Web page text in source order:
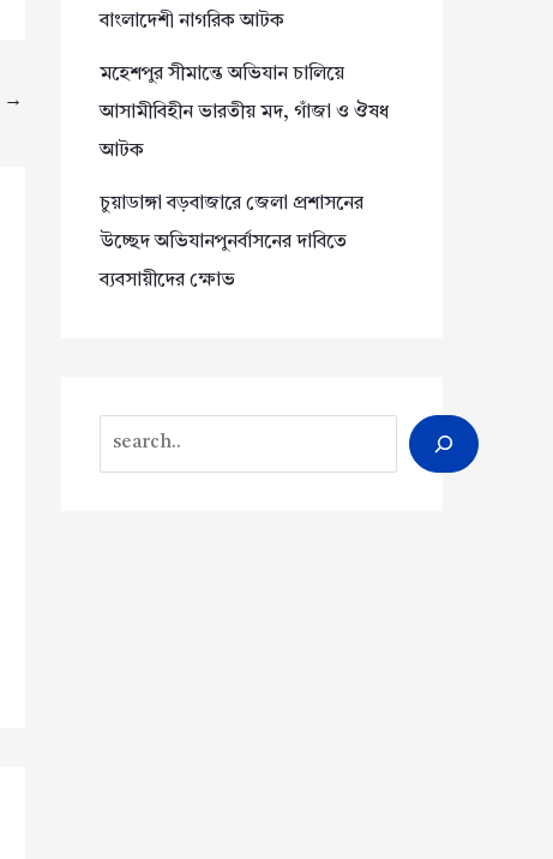
→
বাংলাদেশী নাগরিক আটক
মহেশপুর সীমান্তে অভিযান চালিয়ে
আসামীবিহীন ভারতীয় মদ, গাঁজা ও ঔষধ
আটক
চুয়াডাঙ্গা বড়বাজারে জেলা প্রশাসনের
উচ্ছেদ অভিযানপুনর্বাসনের দাবিতে
ব্যবসায়ীদের ক্ষোভ